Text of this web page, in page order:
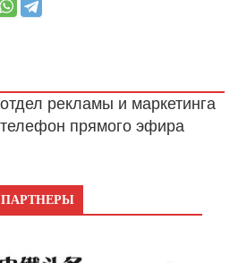
рекламы и маркетинга
прямого эфира
ПАРТНЕРЫ